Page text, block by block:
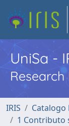
UniSa -
IRIS
Catalogo
1 Contributo